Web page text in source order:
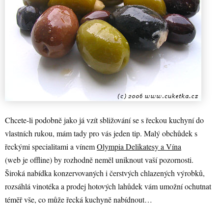
Chcete-li podobně jako já vzít sbližování se s řeckou kuchyní do
vlastních rukou, mám tady pro vás jeden tip. Malý obchůdek s
řeckými specialitami a vínemOlympia Delikatesy a Vína
(web je offline) by rozhodně neměl uniknout vaší pozornosti.
Široká nabídka konzervovaných i čerstvých chlazených výrobků,
rozsáhlá vinotéka a prodej hotových lahůdek vám umožní ochutnat
téměř vše, co může řecká kuchyně nabídnout…